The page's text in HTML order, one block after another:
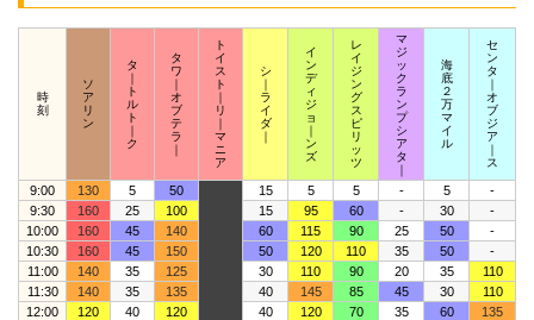
時
刻
ソ
ア
リ
ン
タ
｜
ト
ル
ト
｜
ク
タ
ワ
｜
オ
ブ
テ
ラ
｜
ト
イ
ス
ト
｜
リ
｜
マ
ニ
ア
シ
｜
ラ
イ
ダ
｜
イ
ン
デ
ィ
ジ
ョ
｜
ン
ズ
レ
イ
ジ
ン
グ
ス
ピ
リ
ッ
ツ
マ
ジ
ッ
ク
ラ
ン
プ
シ
ア
タ
｜
海
底
２
万
マ
イ
ル
セ
ン
タ
｜
オ
ブ
ジ
ア
｜
ス
9:00 130 5 50 15 5 5 - 5
-
9:30
160 25 100 15 95 60 - 30
-
10:00
160 45 140 60 115 90 25 50
-
10:30
160 45 150 50 120 110 35 50
-
11:00
140 35 125 30 110 90 20 35
110
11:30
140 35 135 40 145 85 45 30
110
12:00
120 40 120 40 120 70 35 60
135